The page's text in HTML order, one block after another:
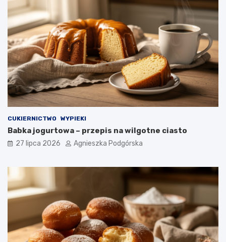
CUKIERNICTWO WYPIEKI
Babka jogurtowa – przepis na wilgotne ciasto
27 lipca 2026 Agnieszka Podgórska